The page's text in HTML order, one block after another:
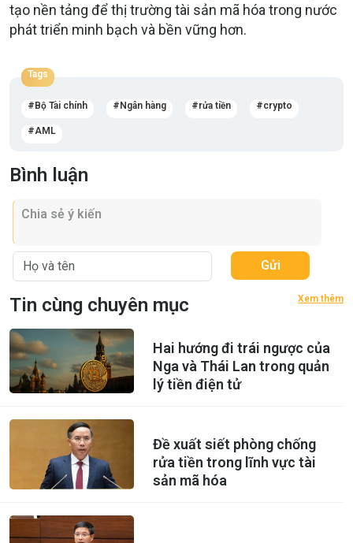
tạo nền tảng để thị trường tài sản mã hóa trong nước
phát triển minh bạch và bền vững hơn.
Tags
Bộ Tài chính Ngân hàng rửa tiền crypto
AML
Bình luận
Gửi
Tin cùng chuyên mục Xem thêm
Hai hướng đi trái ngược của
Nga và Thái Lan trong quản
lý tiền điện tử
Đề xuất siết phòng chống
rửa tiền trong lĩnh vực tài
sản mã hóa